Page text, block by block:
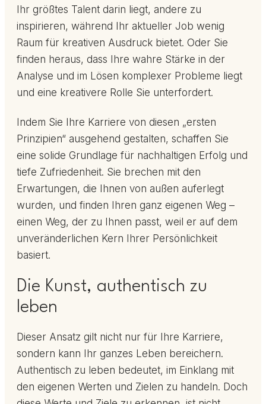
Ihr größtes Talent darin liegt, andere zu
inspirieren, während Ihr aktueller Job wenig
Raum für kreativen Ausdruck bietet. Oder Sie
finden heraus, dass Ihre wahre Stärke in der
Analyse und im Lösen komplexer Probleme liegt
und eine kreativere Rolle Sie unterfordert.
Indem Sie Ihre Karriere von diesen „ersten
Prinzipien“ ausgehend gestalten, schaffen Sie
eine solide Grundlage für nachhaltigen Erfolg und
tiefe Zufriedenheit. Sie brechen mit den
Erwartungen, die Ihnen von außen auferlegt
wurden, und finden Ihren ganz eigenen Weg –
einen Weg, der zu Ihnen passt, weil er auf dem
unveränderlichen Kern Ihrer Persönlichkeit
basiert.
Die Kunst, authentisch zu
leben
Dieser Ansatz gilt nicht nur für Ihre Karriere,
sondern kann Ihr ganzes Leben bereichern.
Authentisch zu leben bedeutet, im Einklang mit
den eigenen Werten und Zielen zu handeln. Doch